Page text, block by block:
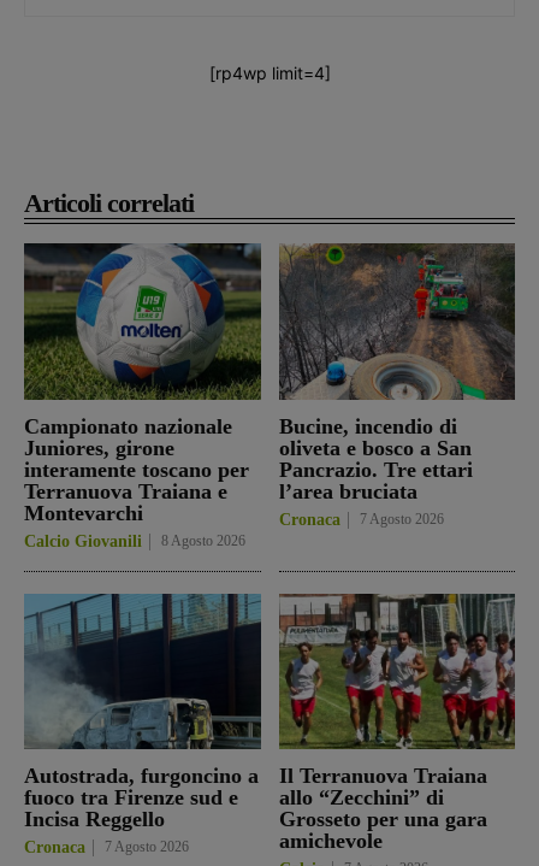
Articoli correlati
Campionato nazionale
Juniores, girone
interamente toscano per
Terranuova Traiana e
Montevarchi
Calcio Giovanili 8 Agosto 2026
Bucine, incendio di
oliveta e bosco a San
Pancrazio. Tre ettari
l’area bruciata
Cronaca 7 Agosto 2026
Autostrada, furgoncino a
fuoco tra Firenze sud e
Incisa Reggello
Cronaca 7 Agosto 2026
Il Terranuova Traiana
allo “Zecchini” di
Grosseto per una gara
amichevole
[rp4wp limit=4]